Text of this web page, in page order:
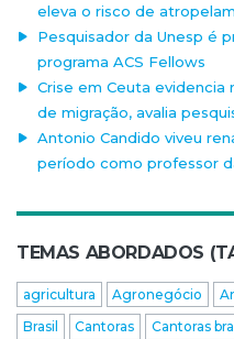
eleva o risco de
Pesquisador da Unesp é
programa ACS Fellows
Crise em Ceuta
de migração, avalia
Antonio Candido viveu
período como professor
TEMAS ABORDADOS
agricultura Agronegócio
Brasil
Cantoras Cantoras